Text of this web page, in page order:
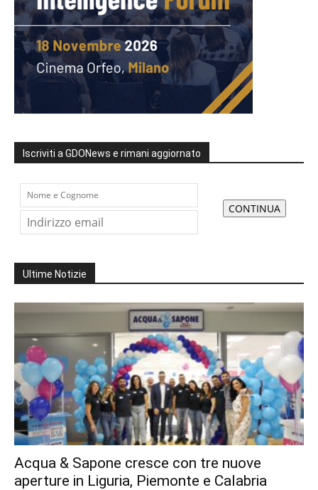
Iscriviti a GDONews e rimani aggiornato
Ultime Notizie
Acqua & Sapone cresce con tre nuove
aperture in Liguria, Piemonte e Calabria